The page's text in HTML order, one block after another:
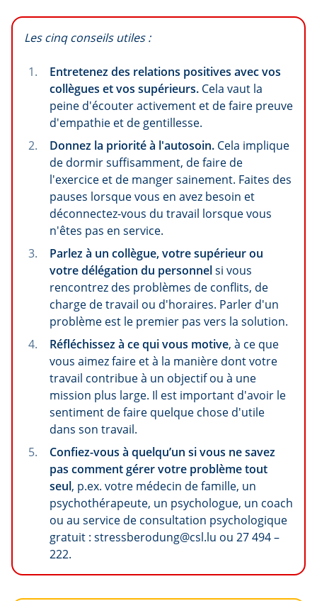
Les cinq conseils utiles :
Entretenez des relations positives avec vos
collègues et vos supérieurs. Cela vaut la
peine d'écouter activement et de faire preuve
d'empathie et de gentillesse.
Donnez la priorité à l'autosoin. Cela implique
de dormir suffisamment, de faire de
l'exercice et de manger sainement. Faites des
pauses lorsque vous en avez besoin et
déconnectez-vous du travail lorsque vous
n'êtes pas en service.
Parlez à un collègue, votre supérieur ou
votre délégation du personnelsi vous
rencontrez des problèmes de conflits, de
charge de travail ou d'horaires. Parler d'un
problème est le premier pas vers la solution.
Réfléchissez à ce qui vous motive, à ce que
vous aimez faire et à la manière dont votre
travail contribue à un objectif ou à une
mission plus large. Il est important d'avoir le
sentiment de faire quelque chose d'utile
dans son travail.
Confiez-vous à quelqu’un si vous ne savez
pas comment gérer votre problème tout
seul, p.ex. votre médecin de famille, un
psychothérapeute, un psychologue, un coach
ou au service de consultation psychologique
gratuit : stressberodung@csl.lu ou 27 494 –
222.